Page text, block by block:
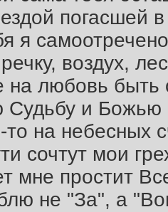
погасшей
я
воздух,
на любовь быть
Судьбу и
то на небесных
сочтут мои
мне простит
не "За", а